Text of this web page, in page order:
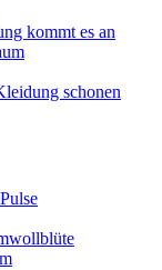
kommt es an
schonen